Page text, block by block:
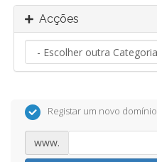
Acções
Registar um novo domínio
www.